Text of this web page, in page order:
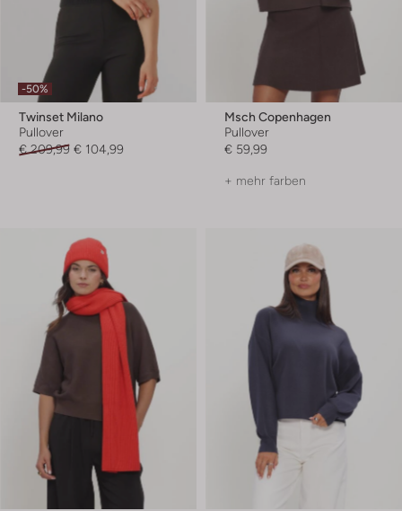
-50%
Twinset Milano
Pullover
€ 209,99 € 104,99
Msch Copenhagen
Pullover
€ 59,99
+ mehr farben